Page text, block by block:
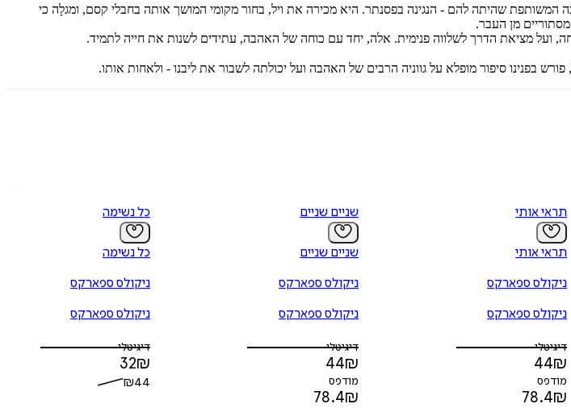
שהיתה להם - הנגינה בפסנתר. היא מכירה את ויל, בחור מקומי המושך אותה בחבלי קסם, ומגלָה כי
מן העבר.
ועל מציאת הדרך לשלווה פנימית. אלה, יחד עם כוחה של האהבה, עתידים לשנות את חייה לתמיד.
בפנינו סיפור מופלא על גווניה הרבים של האהבה ועל יכולתה לשבור את ליבנו - ולאחות אותו.
תראי אותי
תראי אותי
ניקולס ספארקס
ניקולס ספארקס
דיגיטלי
44₪
מודפס
78.4₪
שניים שניים
שניים שניים
ניקולס ספארקס
ניקולס ספארקס
דיגיטלי
44₪
מודפס
78.4₪
כל נשימה
כל נשימה
ניקולס ספארקס
ניקולס ספארקס
דיגיטלי
32₪
₪44